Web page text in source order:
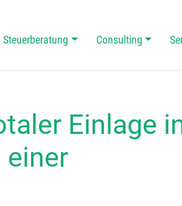
Steuerberatung Consulting
Einlage
einer